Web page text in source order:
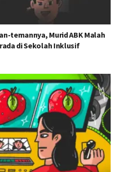
temannya, Murid ABK Malah
di Sekolah Inklusif